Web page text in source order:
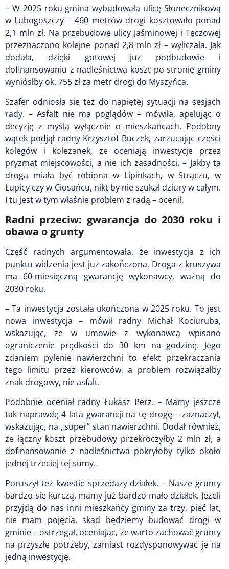
– W 2025 roku gmina wybudowała ulicę Słonecznikową
w Lubogoszczy – 460 metrów drogi kosztowało ponad
2,1 mln zł. Na przebudowę ulicy Jaśminowej i Tęczowej
przeznaczono kolejne ponad 2,8 mln zł – wyliczała. Jak
dodała, dzięki gotowej już podbudowie i
dofinansowaniu z nadleśnictwa koszt po stronie gminy
wyniósłby ok. 755 zł za metr drogi do Myszyńca.
Szafer odniosła się też do napiętej sytuacji na sesjach
rady. – Asfalt nie ma poglądów – mówiła, apelując o
decyzję z myślą wyłącznie o mieszkańcach. Podobny
wątek podjął radny Krzysztof Buczek, zarzucając części
kolegów i koleżanek, że oceniają inwestycje przez
pryzmat miejscowości, a nie ich zasadności. – Jakby ta
droga miała być robiona w Lipinkach, w Strączu, w
Łupicy czy w Ciosańcu, nikt by nie szukał dziury w całym.
I tu jest w tym właśnie problem z radą – ocenił.
Radni przeciw: gwarancja do 2030 roku i
obawa o grunty
Część radnych argumentowała, że inwestycja z ich
punktu widzenia jest już zakończona. Droga z kruszywa
ma 60-miesięczną gwarancję wykonawcy, ważną do
2030 roku.
– Ta inwestycja została ukończona w 2025 roku. To jest
nowa inwestycja – mówił radny Michał Kociuruba,
wskazując, że w umowie z wykonawcą wpisano
ograniczenie prędkości do 30 km na godzinę. Jego
zdaniem pylenie nawierzchni to efekt przekraczania
tego limitu przez kierowców, a problem rozwiązałby
znak drogowy, nie asfalt.
Podobnie oceniał radny Łukasz Perz. – Mamy jeszcze
tak naprawdę 4 lata gwarancji na tę drogę – zaznaczył,
wskazując, na „super” stan nawierzchni. Dodał również,
że łączny koszt przebudowy przekroczyłby 2 mln zł, a
dofinansowanie z nadleśnictwa pokryłoby tylko około
jednej trzeciej tej sumy.
Poruszył też kwestie sprzedaży działek. – Nasze grunty
bardzo się kurczą, mamy już bardzo mało działek. Jeżeli
przyjdą do nas inni mieszkańcy gminy za trzy, pięć lat,
nie mam pojęcia, skąd będziemy budować drogi w
gminie – ostrzegał, oceniając, że warto zachować grunty
na przyszłe potrzeby, zamiast rozdysponowywać je na
jedną inwestycję.